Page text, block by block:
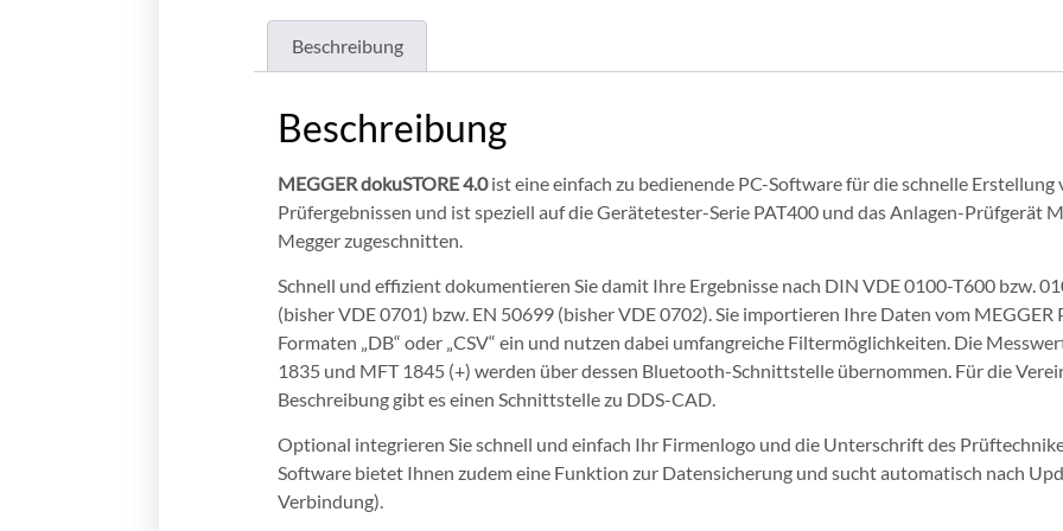
Beschreibung
Beschreibung
MEGGER dokuSTORE 4.0ist eine einfach zu bedienende PC-Software für die schnelle
Prüfergebnissen und ist speziell auf die Gerätetester-Serie PAT400 und das Anlagen-Prüfgerät
Megger zugeschnitten.
Schnell und effizient dokumentieren Sie damit Ihre Ergebnisse nach DIN VDE 0100-T600 bzw.
(bisher VDE 0701) bzw. EN 50699 (bisher VDE 0702). Sie importieren Ihre Daten vom MEGGER
Formaten „DB“ oder „CSV“ ein und nutzen dabei umfangreiche Filtermöglichkeiten. Die
1835 und MFT 1845 (+) werden über dessen Bluetooth-Schnittstelle übernommen. Für die
Beschreibung gibt es einen Schnittstelle zu DDS-CAD.
Optional integrieren Sie schnell und einfach Ihr Firmenlogo und die Unterschrift des
Software bietet Ihnen zudem eine Funktion zur Datensicherung und sucht automatisch nach
Verbindung).